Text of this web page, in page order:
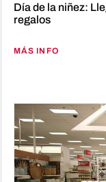
Día de la niñez:
regalos
MÁS INFO